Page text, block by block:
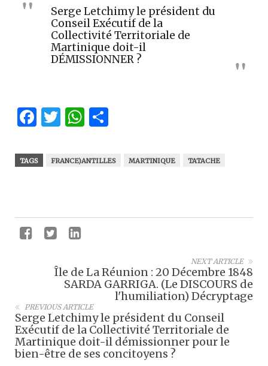
Serge Letchimy le président du
Conseil Exécutif de la
Collectivité Territoriale de
Martinique doit-il
DÉMISSIONNER ?
Facebook
Twitter
WhatsApp
TAGS FRANCE)ANTILLES MARTINIQUE TATACHE
NEXT ARTICLE
Île de La Réunion : 20 Décembre 1848
SARDA GARRIGA. (Le DISCOURS de
l'humiliation) Décryptage
PREVIOUS ARTICLE
Serge Letchimy le président du Conseil
Exécutif de la Collectivité Territoriale de
Martinique doit-il démissionner pour le
bien-être de ses concitoyens ?